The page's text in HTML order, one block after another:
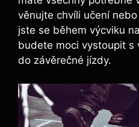
věnujte chvíli učení
jste se během výcviku
budete moci vystoupit s
do závěrečné jízdy.